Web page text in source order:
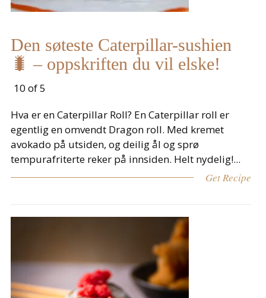
Den søteste Caterpillar-sushien
🐛 – oppskriften du vil elske!
10 of 5
Hva er en Caterpillar Roll? En Caterpillar roll er
egentlig en omvendt Dragon roll. Med kremet
avokado på utsiden, og deilig ål og sprø
tempurafriterte reker på innsiden. Helt nydelig!...
Get Recipe